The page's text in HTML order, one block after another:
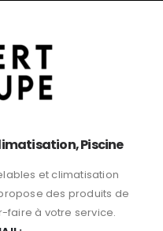
Piscine
et climatisation
des produits de
faire à votre service.